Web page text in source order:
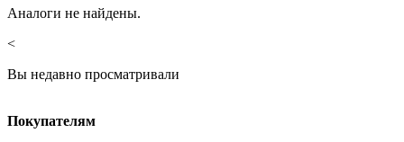
Аналоги не найдены.
<
Вы недавно просматривали
Покупателям